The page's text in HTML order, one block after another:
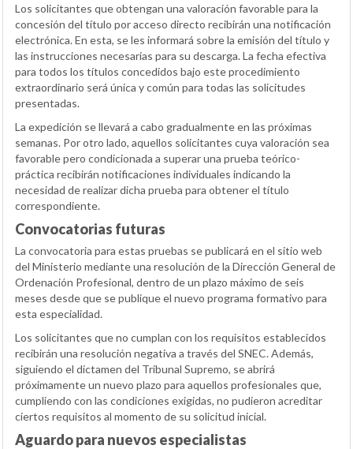
Los solicitantes que obtengan una valoración favorable para la
concesión del título por acceso directo recibirán una notificación
electrónica. En esta, se les informará sobre la emisión del título y
las instrucciones necesarias para su descarga. La fecha efectiva
para todos los títulos concedidos bajo este procedimiento
extraordinario será única y común para todas las solicitudes
presentadas.
La expedición se llevará a cabo gradualmente en las próximas
semanas. Por otro lado, aquellos solicitantes cuya valoración sea
favorable pero condicionada a superar una prueba teórico-
práctica recibirán notificaciones individuales indicando la
necesidad de realizar dicha prueba para obtener el título
correspondiente.
Convocatorias futuras
La convocatoria para estas pruebas se publicará en el sitio web
del Ministerio mediante una resolución de la Dirección General de
Ordenación Profesional, dentro de un plazo máximo de seis
meses desde que se publique el nuevo programa formativo para
esta especialidad.
Los solicitantes que no cumplan con los requisitos establecidos
recibirán una resolución negativa a través del SNEC. Además,
siguiendo el dictamen del Tribunal Supremo, se abrirá
próximamente un nuevo plazo para aquellos profesionales que,
cumpliendo con las condiciones exigidas, no pudieron acreditar
ciertos requisitos al momento de su solicitud inicial.
Aguardo para nuevos especialistas